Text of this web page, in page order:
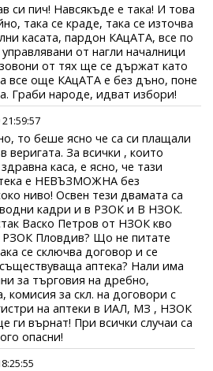
си пич! Навсякъде е така! И това
така се краде, така се източва
касата, пардон КАцАТА, все по
от нагли началници
от тях ще се държат като
все още КАцАТА е без дъно, поне
Граби народе, идват избори!
то беше ясно че са си плащали
веригата. За всички , които
каса, е ясно, че тази
е НЕВЪЗМОЖНА без
ниво! Освен тези двамата са
кадри и в РЗОК и В НЗОК.
Васко Петров от НЗОК кво
РЗОК Пловдив? Що не питате
се сключва договор и се
аптека? Нали има
за търговия на дребно,
комисия за скл. на договори с
на аптеки в ИАЛ, МЗ , НЗОК
ги върнат! При всички случаи са
опасни!